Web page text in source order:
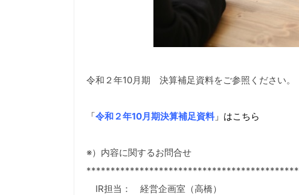
令和２年10月期 決算補足資料をご参照ください。
「令和２年10月期決算補足資料 」はこちら
※）内容に関するお問合せ
********************************************
IR担当： 経営企画室（高橋）